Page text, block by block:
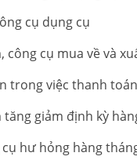
cụ dụng cụ
công cụ mua về và
trong việc thanh
giảm định kỳ
hư hỏng hàng